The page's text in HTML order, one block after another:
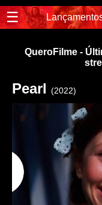
☰
QueroFilme -
Pearl (2022)